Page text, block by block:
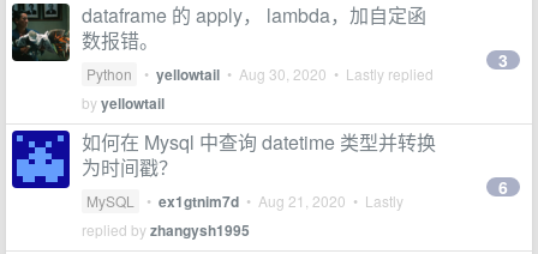
dataframe 的 apply， lambda，加自定函
数报错。
Python • yellowtail • Aug 30, 2020 • Lastly replied
byyellowtail
3
如何在 Mysql 中查询 datetime 类型并转换
为时间戳？
MySQL • ex1gtnim7d • Aug 21, 2020 • Lastly
replied byzhangysh1995
6